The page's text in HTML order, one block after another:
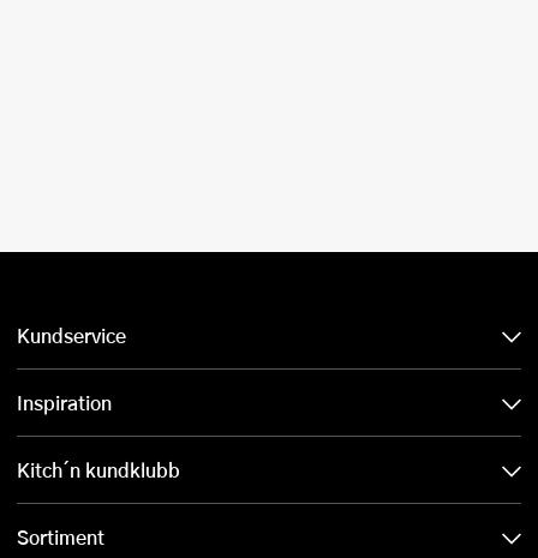
Kundservice
Inspiration
Kitch´n kundklubb
Sortiment